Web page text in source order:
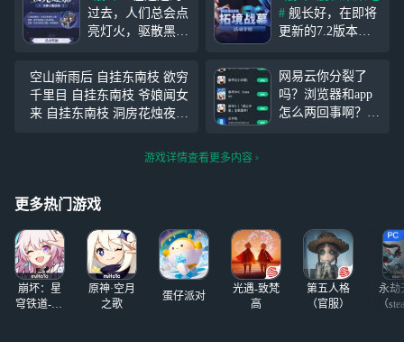
过去，人们总会点
亮灯火，驱散黑夜
启「夜光逐影」主
题活动。参与活动
可获得奇迹☆魔法
法学院制服」、
章」、水晶、根源
棱镜
# 舰长好，在即将
更新的7.2版本
活动「拓境战
幕」，活动将会分
两期开放共18个关
卡，舰长完成关卡
空山新雨后 自挂东南枝 欲穷
千里目 自挂东南枝 爷娘闻女
来 自挂东南枝 洞房花烛夜
翠柳 白鹭自挂东南枝 人生在
网易云你分裂了
吗？浏览器和app
怎么两回事啊？害
游戏详情查看更多内容
更多热门游戏
崩坏：星
穹铁道-4.4
原神·空月
之歌
蛋仔派对
光遇-致梵
高
第五人格
（官服）
永劫
（